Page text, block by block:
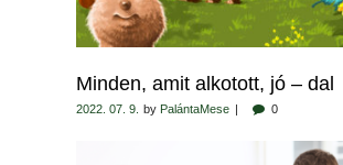
Minden, amit alkotott, jó – dal
2022. 07. 9. by PalántaMese 0